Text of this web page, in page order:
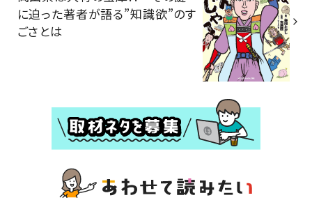
に迫った著者が語る”知識欲”のす
ごさとは